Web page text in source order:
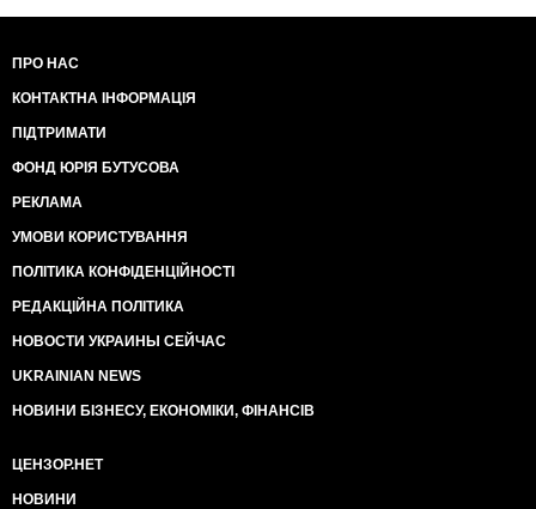
ПРО НАС
КОНТАКТНА ІНФОРМАЦІЯ
ПІДТРИМАТИ
ФОНД ЮРІЯ БУТУСОВА
РЕКЛАМА
УМОВИ КОРИСТУВАННЯ
ПОЛІТИКА КОНФІДЕНЦІЙНОСТІ
РЕДАКЦІЙНА ПОЛІТИКА
НОВОСТИ УКРАИНЫ СЕЙЧАС
UKRAINIAN NEWS
НОВИНИ БІЗНЕСУ, ЕКОНОМІКИ, ФІНАНСІВ
ЦЕНЗОР.НЕТ
НОВИНИ